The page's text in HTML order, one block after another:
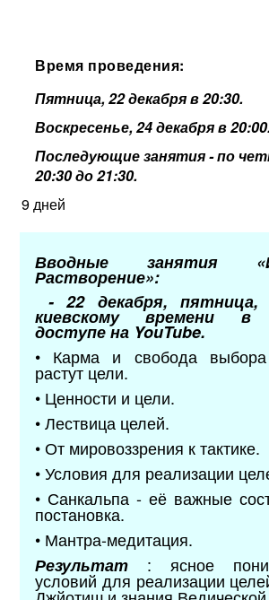
Время проведения:
Пятница, 22 декабря в 20:30.
Воскресенье, 24 декабря в
Последующие занятия - по
20:30 до 21:30.
9 дней
Вводные занятия
Растворение»:
- 22 декабря,
киевскому времени в
доступе на YouTube.
• Карма и свобода
растут цели.
• Ценности и цели.
• Лествица целей.
• От мировоззрения к тактике.
• Условия для реализации
• Санкальпа - её важные
постановка.
• Мантра-медитация.
Результат
: ясное
условий для реализации